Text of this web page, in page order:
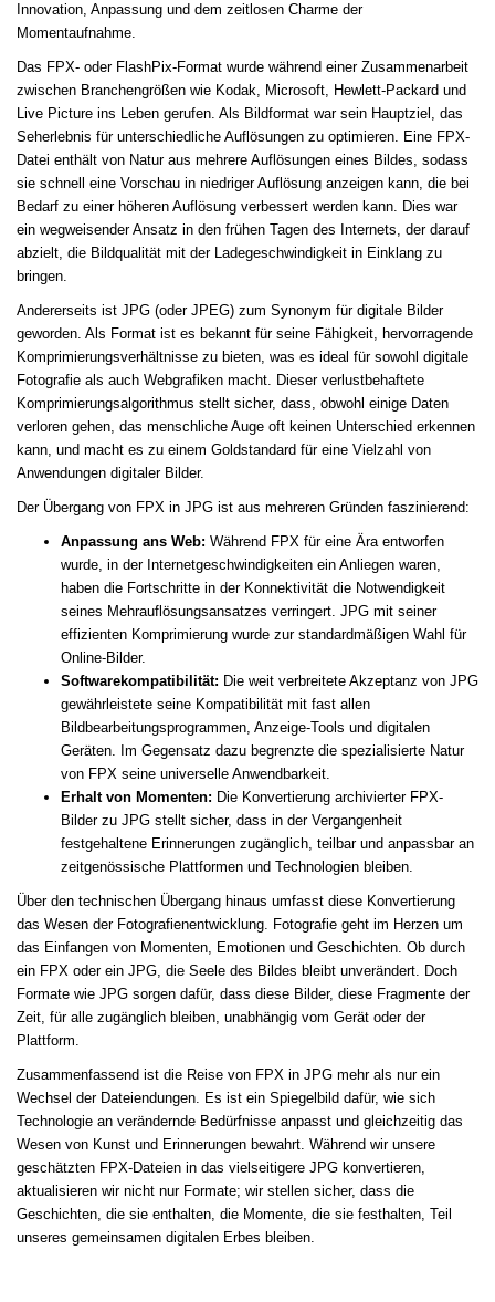
Innovation, Anpassung und dem zeitlosen Charme der
Momentaufnahme.
Das FPX- oder FlashPix-Format wurde während einer Zusammenarbeit
zwischen Branchengrößen wie Kodak, Microsoft, Hewlett-Packard und
Live Picture ins Leben gerufen. Als Bildformat war sein Hauptziel, das
Seherlebnis für unterschiedliche Auflösungen zu optimieren. Eine FPX-
Datei enthält von Natur aus mehrere Auflösungen eines Bildes, sodass
sie schnell eine Vorschau in niedriger Auflösung anzeigen kann, die bei
Bedarf zu einer höheren Auflösung verbessert werden kann. Dies war
ein wegweisender Ansatz in den frühen Tagen des Internets, der darauf
abzielt, die Bildqualität mit der Ladegeschwindigkeit in Einklang zu
bringen.
Andererseits ist JPG (oder JPEG) zum Synonym für digitale Bilder
geworden. Als Format ist es bekannt für seine Fähigkeit, hervorragende
Komprimierungsverhältnisse zu bieten, was es ideal für sowohl digitale
Fotografie als auch Webgrafiken macht. Dieser verlustbehaftete
Komprimierungsalgorithmus stellt sicher, dass, obwohl einige Daten
verloren gehen, das menschliche Auge oft keinen Unterschied erkennen
kann, und macht es zu einem Goldstandard für eine Vielzahl von
Anwendungen digitaler Bilder.
Der Übergang von FPX in JPG ist aus mehreren Gründen faszinierend:
Anpassung ans Web: Während FPX für eine Ära entworfen
wurde, in der Internetgeschwindigkeiten ein Anliegen waren,
haben die Fortschritte in der Konnektivität die Notwendigkeit
seines Mehrauflösungsansatzes verringert. JPG mit seiner
effizienten Komprimierung wurde zur standardmäßigen Wahl für
Online-Bilder.
Softwarekompatibilität: Die weit verbreitete Akzeptanz von JPG
gewährleistete seine Kompatibilität mit fast allen
Bildbearbeitungsprogrammen, Anzeige-Tools und digitalen
Geräten. Im Gegensatz dazu begrenzte die spezialisierte Natur
von FPX seine universelle Anwendbarkeit.
Erhalt von Momenten: Die Konvertierung archivierter FPX-
Bilder zu JPG stellt sicher, dass in der Vergangenheit
festgehaltene Erinnerungen zugänglich, teilbar und anpassbar an
zeitgenössische Plattformen und Technologien bleiben.
Über den technischen Übergang hinaus umfasst diese Konvertierung
das Wesen der Fotografienentwicklung. Fotografie geht im Herzen um
das Einfangen von Momenten, Emotionen und Geschichten. Ob durch
ein FPX oder ein JPG, die Seele des Bildes bleibt unverändert. Doch
Formate wie JPG sorgen dafür, dass diese Bilder, diese Fragmente der
Zeit, für alle zugänglich bleiben, unabhängig vom Gerät oder der
Plattform.
Zusammenfassend ist die Reise von FPX in JPG mehr als nur ein
Wechsel der Dateiendungen. Es ist ein Spiegelbild dafür, wie sich
Technologie an verändernde Bedürfnisse anpasst und gleichzeitig das
Wesen von Kunst und Erinnerungen bewahrt. Während wir unsere
geschätzten FPX-Dateien in das vielseitigere JPG konvertieren,
aktualisieren wir nicht nur Formate; wir stellen sicher, dass die
Geschichten, die sie enthalten, die Momente, die sie festhalten, Teil
unseres gemeinsamen digitalen Erbes bleiben.